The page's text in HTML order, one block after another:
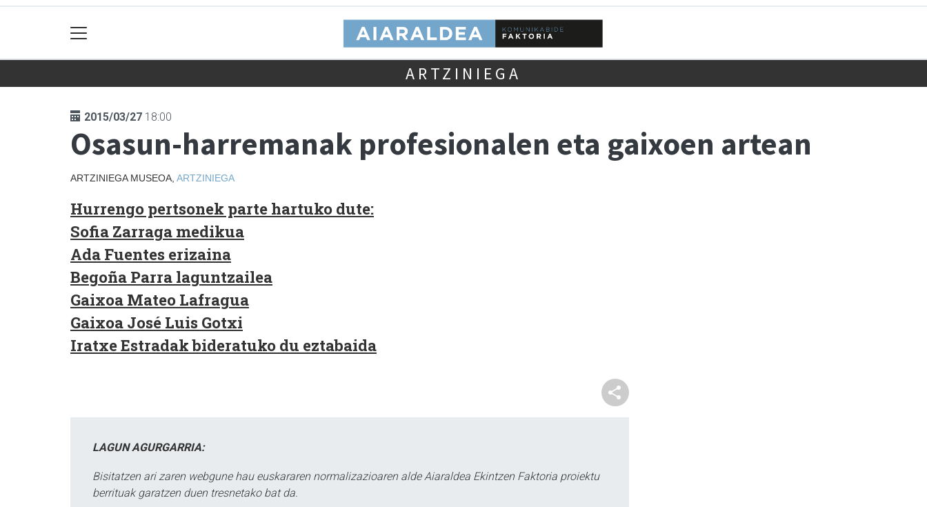
ARTZINIEGA
2015/03/27 18:00
Osasun-harremanak profesionalen eta gaixoen artean
ARTZINIEGA MUSEOA, ARTZINIEGA
Hurrengo pertsonek parte hartuko dute:
Sofia Zarraga medikua
Ada Fuentes erizaina
Begoña Parra laguntzailea
Gaixoa Mateo Lafragua
Gaixoa José Luis Gotxi
Iratxe Estradak bideratuko du eztabaida
LAGUN AGURGARRIA:
Bisitatzen ari zaren webgune hau euskararen normalizazioaren alde Aiaraldea Ekintzen Faktoria proiektu
berrituak garatzen duen tresnetako bat da.